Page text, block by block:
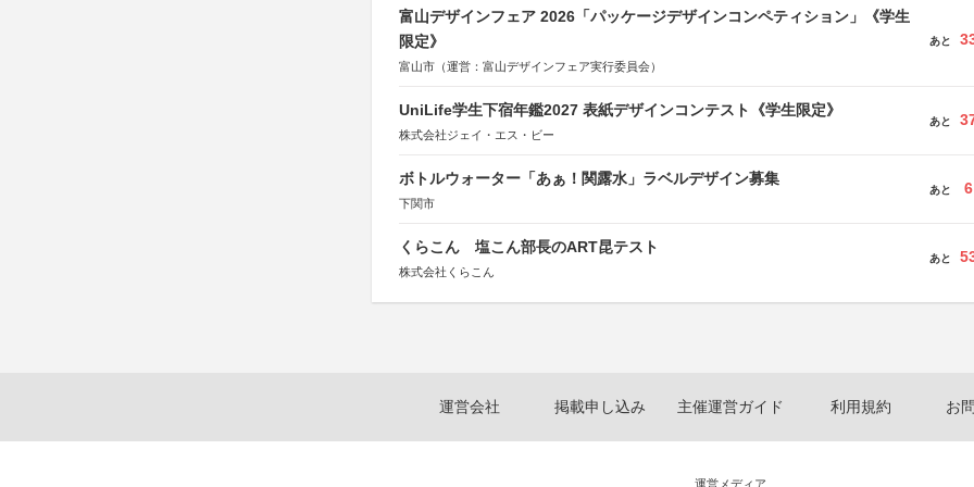
富山デザインフェア 2026「パッケージデザインコンペティション」《学生
限定》
富山市（運営：富山デザインフェア実行委員会）
あと
UniLife学生下宿年鑑2027 表紙デザインコンテスト《学生限定》
株式会社ジェイ・エス・ビー
あと
ボトルウォーター「あぁ！関露水」ラベルデザイン募集
下関市
あと 6
くらこん 塩こん部長のART昆テスト
株式会社くらこん
あと
運営会社 掲載申し込み 主催運営ガイド 利用規約 お
運営メディア